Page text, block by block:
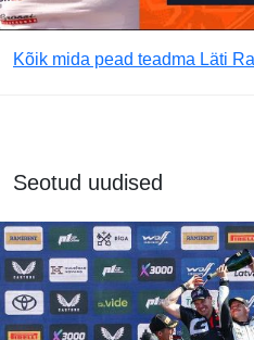
Kõik mida pead teadma Läti
Seotud uudised